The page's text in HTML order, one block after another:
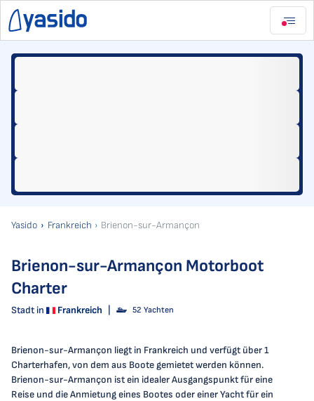
Yasido Frankreich Brienon-sur-Armançon
Brienon-sur-Armançon Motorboot
Charter
Stadt in Frankreich 52 Yachten
Brienon-sur-Armançon liegt in Frankreich und verfügt über 1
Charterhafen, von dem aus Boote gemietet werden können.
Brienon-sur-Armançon ist ein idealer Ausgangspunkt für eine
Reise und die Anmietung eines Bootes oder einer Yacht für ein